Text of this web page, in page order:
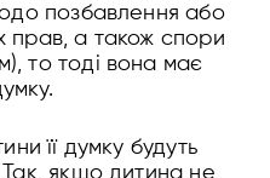
позбавлення або
прав, а також спори
то тоді вона має
її думку будуть
Так, якщо дитина не